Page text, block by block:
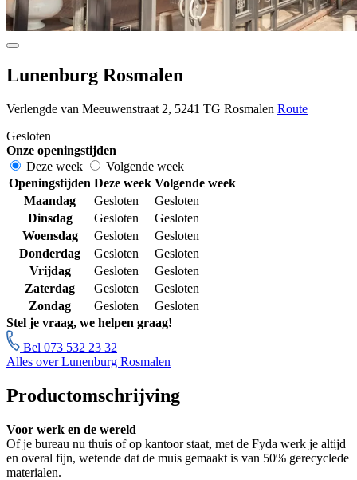
Lunenburg Rosmalen
Verlengde van Meeuwenstraat 2, 5241 TG Rosmalen Route
Gesloten
Onze openingstijden
Deze week
Volgende week
Openingstijden Deze week Volgende week
Maandag
Gesloten
Gesloten
Dinsdag
Gesloten
Gesloten
Woensdag
Gesloten
Gesloten
Donderdag
Gesloten
Gesloten
Vrijdag
Gesloten
Gesloten
Zaterdag
Gesloten
Gesloten
Zondag
Gesloten
Gesloten
Stel je vraag, we helpen graag!
Bel 073 532 23 32
Alles over Lunenburg Rosmalen
Productomschrijving
Voor werk en de wereld
Of je bureau nu thuis of op kantoor staat, met de Fyda werk je altijd
en overal fijn, wetende dat de muis gemaakt is van 50% gerecyclede
materialen.